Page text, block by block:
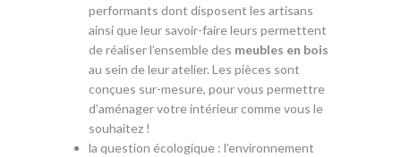
performants dont disposent les artisans
ainsi que leur savoir-faire leurs permettent
de réaliser l’ensemble des meubles en bois
au sein de leur atelier. Les pièces sont
conçues sur-mesure, pour vous permettre
d’aménager votre intérieur comme vous le
souhaitez !
la question écologique : l’environnement